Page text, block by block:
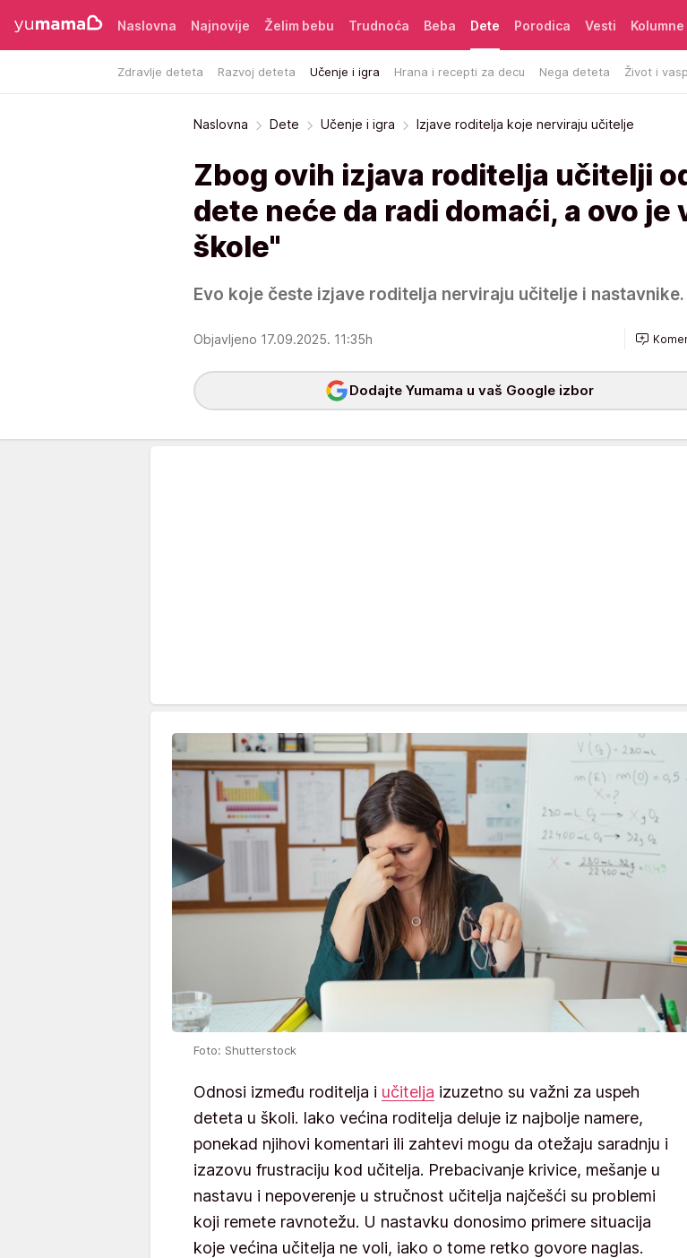
Naslovna Najnovije Želim bebu Trudnoća Beba Dete
Zdravlje deteta Razvoj deteta Učenje i igra Hrana i recepti za decu Nega deteta Život i
Porodica Vesti Kolumne
Naslovna Dete Učenje i igra Izjave roditelja koje nerviraju učitelje
Zbog ovih izjava roditelja učitelji
dete neće da radi domaći, a ovo je
škole"
Evo koje česte izjave roditelja nerviraju učitelje i nastavnike.
Objavljeno 17.09.2025. 11:35h
Dodajte Yumama u vaš Google izbor
Foto: Shutterstock
Odnosi između roditelja i učitelja izuzetno su važni za uspeh
deteta u školi. Iako većina roditelja deluje iz najbolje namere,
ponekad njihovi komentari ili zahtevi mogu da otežaju saradnju i
izazovu frustraciju kod učitelja. Prebacivanje krivice, mešanje u
nastavu i nepoverenje u stručnost učitelja najčešći su problemi
koji remete ravnotežu. U nastavku donosimo primere situacija
koje većina učitelja ne voli, iako o tome retko govore naglas.